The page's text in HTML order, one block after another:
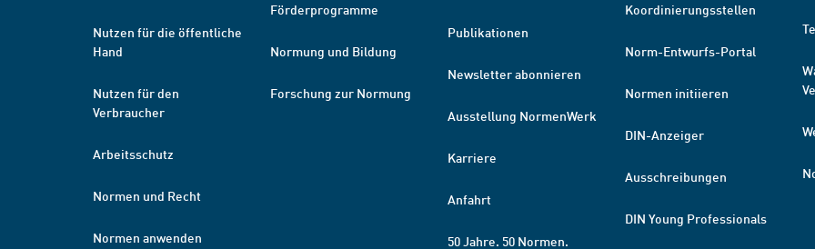
Nutzen für die öffentliche
Hand
Nutzen für den
Verbraucher
Arbeitsschutz
Normen und Recht
Normen anwenden
Förderprogramme
Normung und Bildung
Forschung zur Normung
Publikationen
Newsletter abonnieren
Ausstellung NormenWerk
Karriere
Anfahrt
50 Jahre. 50 Normen.
Koordinierungsstellen
Norm-Entwurfs-Portal
Normen initiieren
DIN-Anzeiger
Ausschreibungen
DIN Young Professionals